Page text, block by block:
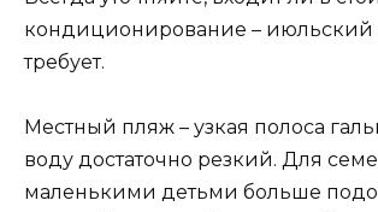
кондиционирование – июльский
требует.
Местный пляж – узкая полоса
воду достаточно резкий. Для
маленькими детьми больше